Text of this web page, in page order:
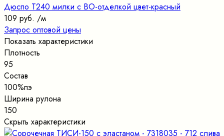
Дюспо Т240 милки с ВО-отделкой цвет-красный
109 руб. /м
Запрос оптовой цены
Показать характеристики
Плотность
95
Состав
100%пэ
Ширина рулона
150
Скрыть характеристики